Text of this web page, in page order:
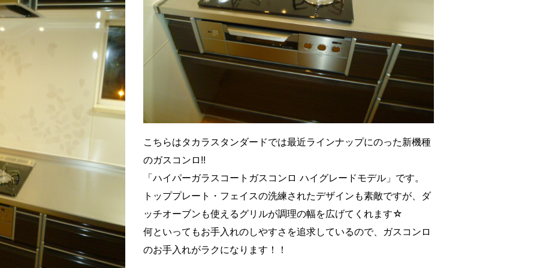
こちらはタカラスタンダードでは最近ラインナップにのった新機種
のガスコンロ!!
「ハイパーガラスコートガスコンロ ハイグレードモデル」です。
トッププレート・フェイスの洗練されたデザインも素敵ですが、ダ
ッチオーブンも使えるグリルが調理の幅を広げてくれます☆
何といってもお手入れのしやすさを追求しているので、ガスコンロ
のお手入れがラクになります！！